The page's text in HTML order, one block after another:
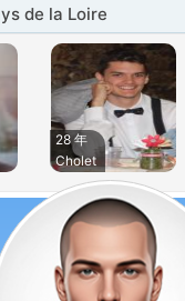
de la Loire
28 年
Cholet